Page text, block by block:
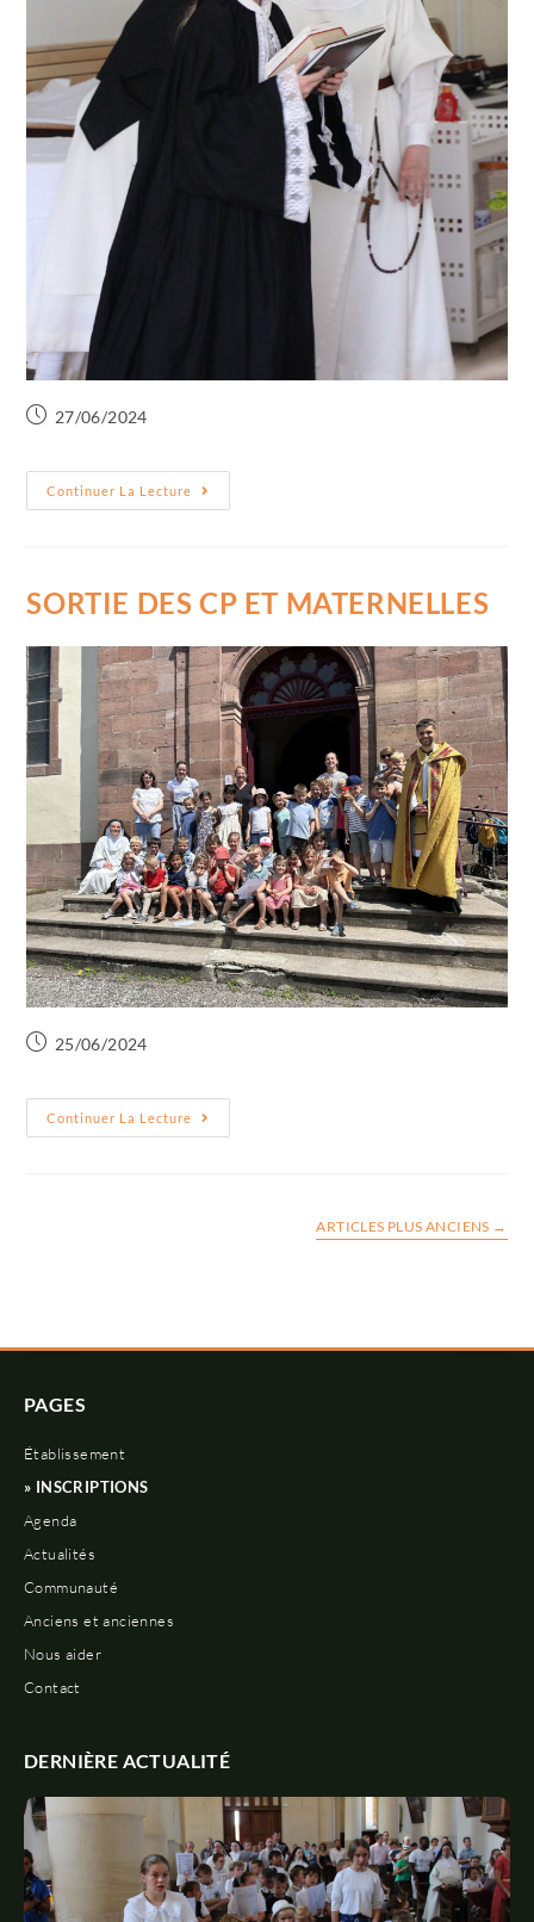
27/06/2024
Continuer La Lecture
SORTIE DES CP ET MATERNELLES
25/06/2024
Continuer La Lecture
ARTICLES PLUS ANCIENS →
PAGES
Établissement
» INSCRIPTIONS
Agenda
Actualités
Communauté
Anciens et anciennes
Nous aider
Contact
DERNIÈRE ACTUALITÉ